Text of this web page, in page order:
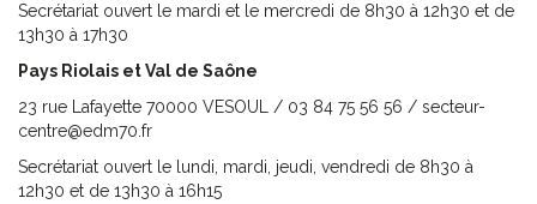
Secrétariat ouvert le mardi et le mercredi de 8h30 à 12h30 et de
13h30 à 17h30
Pays Riolais et Val de Saône
23 rue Lafayette 70000 VESOUL / 03 84 75 56 56 / secteur-
centre@edm70.fr
Secrétariat ouvert le lundi, mardi, jeudi, vendredi de 8h30 à
12h30 et de 13h30 à 16h15